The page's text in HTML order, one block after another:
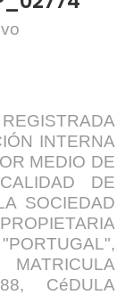
INTERNA
MEDIO DE
DE
SOCIEDAD
CéDULA